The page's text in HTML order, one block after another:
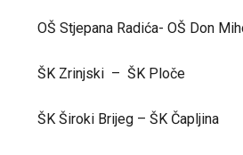
OŠ Stjepana Radića- OŠ Don
ŠK Zrinjski –
ŠK Široki Brijeg –